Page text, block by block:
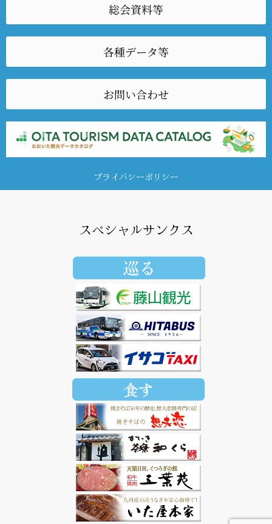
総会資料等
各種データ等
お問い合わせ
プライバシーポリシー
スペシャルサンクス